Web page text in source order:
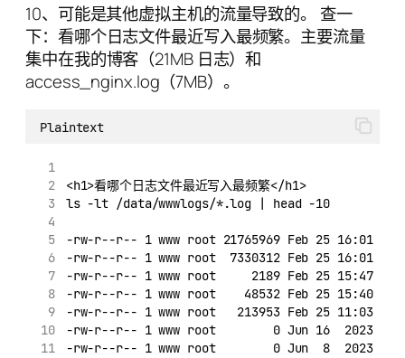
10、可能是其他虚拟主机的流量导致的。 查一
下：看哪个日志文件最近写入最频繁。主要流量
集中在我的博客（21MB 日志）和
access_nginx.log（7MB）。
Plaintext
<h1>看哪个日志文件最近写入最频繁</h1>
ls -lt /data/wwwlogs/*.log | head -10
-rw-r--r-- 1 www root 21765969 Feb 25 16:01 /
-rw-r--r-- 1 www root  7330312 Feb 25 16:01 /
-rw-r--r-- 1 www root     2189 Feb 25 15:47 /
-rw-r--r-- 1 www root    48532 Feb 25 15:40 /
-rw-r--r-- 1 www root   213953 Feb 25 11:03 /
-rw-r--r-- 1 www root        0 Jun 16  2023 /data/
-rw-r--r-- 1 www root        0 Jun  8  2023 /data/